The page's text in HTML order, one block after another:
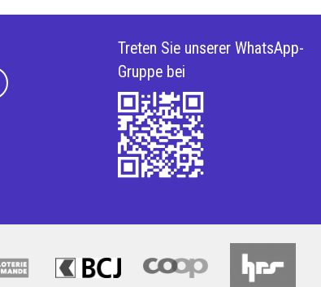
Treten Sie unserer WhatsApp-
Gruppe bei